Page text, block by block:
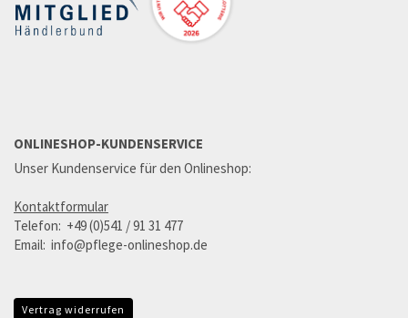
ONLINESHOP-KUNDENSERVICE
Unser Kundenservice für den Onlineshop:
Kontaktformular
Telefon: +49 (0)541 / 91 31 477
Email: info@pflege-onlineshop.de
Vertrag widerrufen